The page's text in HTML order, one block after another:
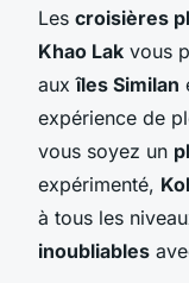
Les croisières
Khao Lak vous
auxîles Similan
expérience de
vous soyez un
expérimenté,
à tous les
inoubliables